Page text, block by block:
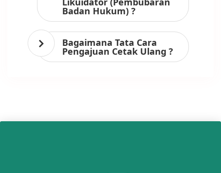
Badan Hukum) ?
Bagaimana Tata Cara
Pengajuan Cetak Ulang ?